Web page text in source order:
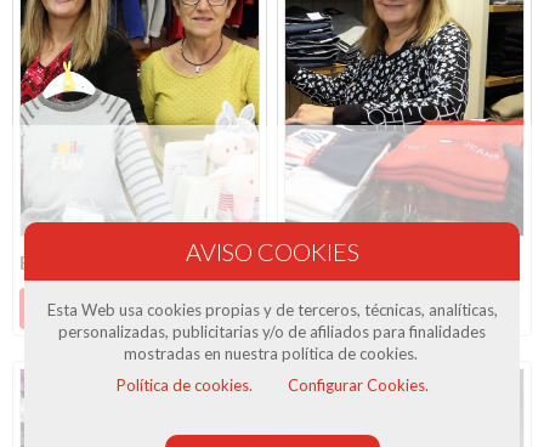
El Cuquet
Més informació
Fonollosa Home
Més informació
Esta Web usa cookies propias y de terceros, técnicas, analíticas,
personalizadas, publicitarias y/o de afiliados para finalidades
mostradas en nuestra política de cookies.
Política de cookies.
Configurar Cookies.